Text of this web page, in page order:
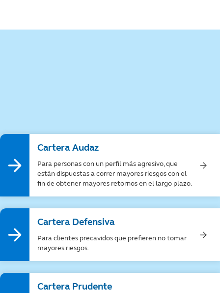
Cartera Audaz
Para personas con un perfil más agresivo, que
están dispuestas a correr mayores riesgos con el
fin de obtener mayores retornos en el largo plazo.
Cartera Defensiva
Para clientes precavidos que prefieren no tomar
mayores riesgos.
Cartera Prudente